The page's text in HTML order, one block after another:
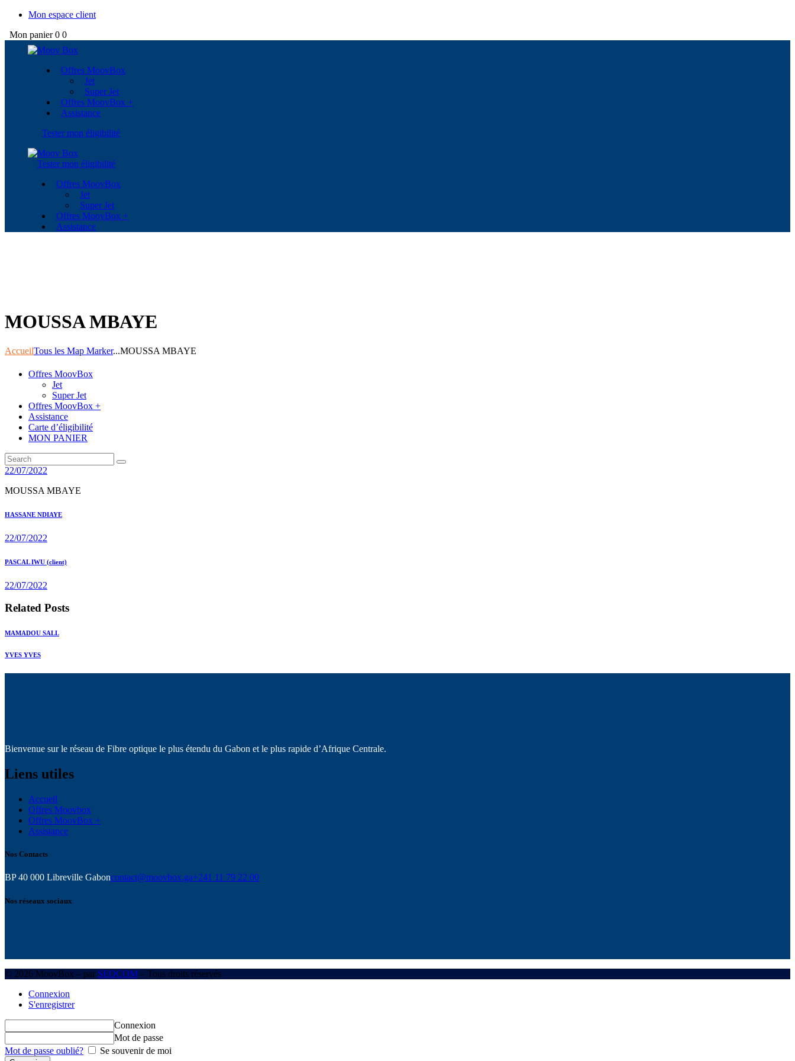
Mon espace client
Mon panier 0 0
Offres MoovBox
Jet
Super Jet
Offres MoovBox +
Assistance
Tester mon éligibilité
Tester mon éligibilité
Offres MoovBox
Jet
Super Jet
Offres MoovBox +
Assistance
MOUSSA MBAYE
AccueilTous les Map Marker...MOUSSA MBAYE
Offres MoovBox
Jet
Super Jet
Offres MoovBox +
Assistance
Carte d’éligibilité
MON PANIER
22/07/2022
MOUSSA MBAYE
Navigation
de
Previous
HASSANE NDIAYE
22/07/2022
Next
PASCAL IWU (client)
22/07/2022
Related Posts
MAMADOU SALL
YVES YVES
Bienvenue sur le réseau de Fibre optique le plus étendu du Gabon et le plus rapide d’Afrique Centrale.
Liens utiles
Accueil
Offres Moovbox
Offres MoovBox +
Assistance
Nos Contacts
BP 40 000 Libreville Gaboncontact@moovbox.ga+241 11 79 22 00
Nos réseaux sociaux
© 2026 MoovBox – par SEOCOM – Tous droits réservés
Connexion
S'enregistrer
Connexion
Mot de passe
Mot de passe oublié?
Se souvenir de moi